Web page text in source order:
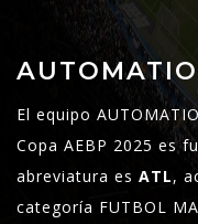
El equipo
Copa AEBP 2025 es
abreviatura es ATL,
categoría FUTBOL